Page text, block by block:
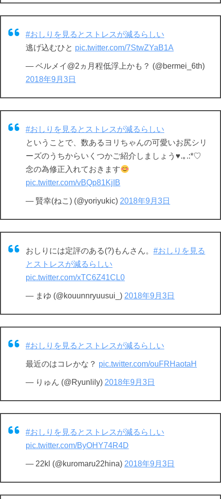
#おしりを見るとストレスが減るらしい
逃げ込むひと pic.twitter.com/7StwZYaB1A
— ベルメイ@2ヵ月程低浮上かも？ (@bermei_6th)
2018年9月3日
#おしりを見るとストレスが減るらしい
ということで、数あるヨリちゃんの可愛いお尻シリ
ーズのうちからいくつかご紹介しましょう♥.｡.:*♡
念の為修正入れておきます
pic.twitter.com/vBQp81KjIB
— 賢幸(ねこ) (@yoriyukic) 2018年9月3日
おしりには定評のある(?)もんさん。 #おしりを見る
とストレスが減るらしい
pic.twitter.com/xTC6Z41CL0
— まゆ (@kouunnryuusui_) 2018年9月3日
#おしりを見るとストレスが減るらしい
最近のはコレかな？ pic.twitter.com/ouFRHaotaH
— りゅん (@Ryunlily) 2018年9月3日
#おしりを見るとストレスが減るらしい
pic.twitter.com/ByOHY74R4D
— 22kl (@kuromaru22hina) 2018年9月3日